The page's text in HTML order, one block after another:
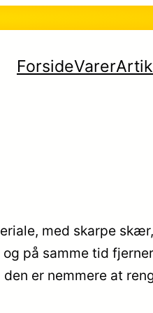
ForsideVarer
med skarpe
på samme tid
er nemmere at